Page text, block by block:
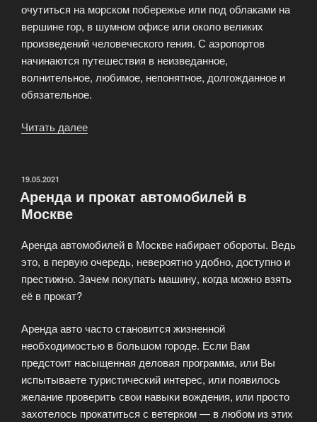
очутиться на морском побережье или под облаками на
вершине гор, в шумном офисе или около великих
произведений человеческого гения. С аэропортов
начинаются путешествия в неизведанное,
волнительное, любимое, непонятное, долгожданное и
обязательное.
Читать далее
ОПУБЛИКОВАНО
19.05.2021
Аренда и прокат автомобилей в
Москве
Аренда автомобилей в Москве набирает обороты. Ведь
это, в первую очередь, невероятно удобно, доступно и
престижно. Зачем покупать машину, когда можно взять
её в прокат?
Аренда авто часто становится жизненной
необходимостью в большом городе. Если Вам
предстоит насыщенная деловая программа, или Вы
испытываете туристический интерес, или появилось
желание проверить свои навыки вождения, или просто
захотелось прокатиться с ветерком — в любом из этих